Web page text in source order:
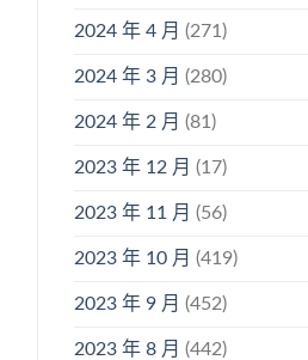
2024 年 4 月 (271)
2024 年 3 月 (280)
2024 年 2 月 (81)
2023 年 12 月 (17)
2023 年 11 月 (56)
2023 年 10 月 (419)
2023 年 9 月 (452)
2023 年 8 月 (442)